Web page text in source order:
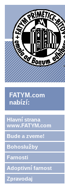
FATYM.com
nabízí:
Hlavní strana
www.FATYM.com
Bude a zveme!
Bohoslužby
Farnosti
Adoptivní farnost
Zpravodaj